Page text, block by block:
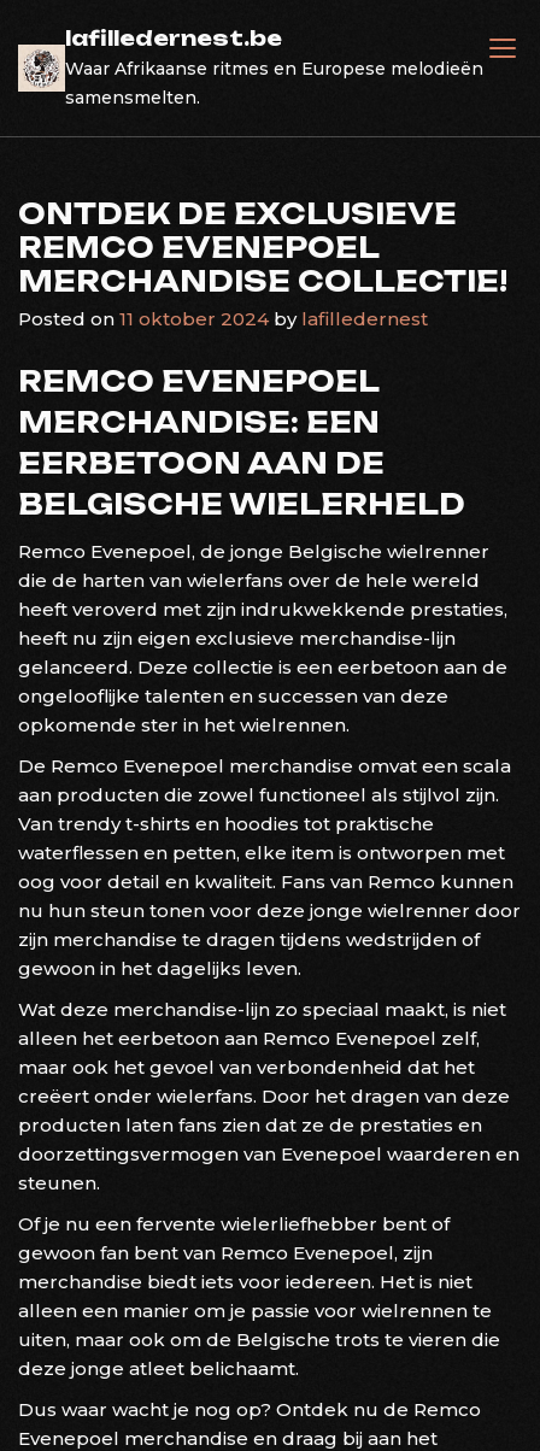
content
lafilledernest.be
Waar Afrikaanse ritmes en Europese melodieën
samensmelten.
ONTDEK DE EXCLUSIEVE
REMCO EVENEPOEL
MERCHANDISE COLLECTIE!
Posted on 11 oktober 2024by lafilledernest
REMCO EVENEPOEL
MERCHANDISE: EEN
EERBETOON AAN DE
BELGISCHE WIELERHELD
Remco Evenepoel, de jonge Belgische wielrenner
die de harten van wielerfans over de hele wereld
heeft veroverd met zijn indrukwekkende prestaties,
heeft nu zijn eigen exclusieve merchandise-lijn
gelanceerd. Deze collectie is een eerbetoon aan de
ongelooflijke talenten en successen van deze
opkomende ster in het wielrennen.
De Remco Evenepoel merchandise omvat een scala
aan producten die zowel functioneel als stijlvol zijn.
Van trendy t-shirts en hoodies tot praktische
waterflessen en petten, elke item is ontworpen met
oog voor detail en kwaliteit. Fans van Remco kunnen
nu hun steun tonen voor deze jonge wielrenner door
zijn merchandise te dragen tijdens wedstrijden of
gewoon in het dagelijks leven.
Wat deze merchandise-lijn zo speciaal maakt, is niet
alleen het eerbetoon aan Remco Evenepoel zelf,
maar ook het gevoel van verbondenheid dat het
creëert onder wielerfans. Door het dragen van deze
producten laten fans zien dat ze de prestaties en
doorzettingsvermogen van Evenepoel waarderen en
steunen.
Of je nu een fervente wielerliefhebber bent of
gewoon fan bent van Remco Evenepoel, zijn
merchandise biedt iets voor iedereen. Het is niet
alleen een manier om je passie voor wielrennen te
uiten, maar ook om de Belgische trots te vieren die
deze jonge atleet belichaamt.
Dus waar wacht je nog op? Ontdek nu de Remco
Evenepoel merchandise en draag bij aan het